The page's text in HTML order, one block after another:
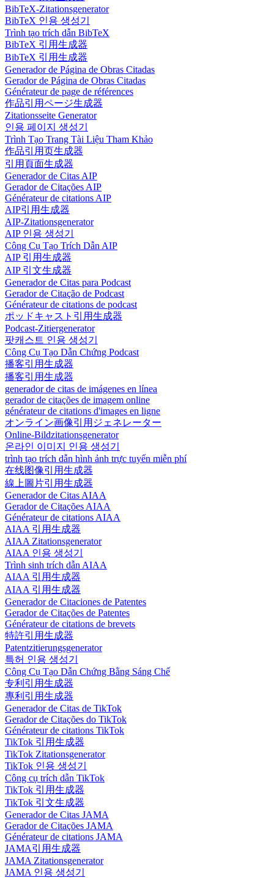
BibTeX-Zitationsgenerator
BibTeX 인용 생성기
Trình tạo trích dẫn BibTeX
BibTeX 引用生成器
BibTeX 引用生成器
Generador de Página de Obras Citadas
Gerador de Página de Obras Citadas
Générateur de page de références
作品引用ページ生成器
Zitationsseite Generator
인용 페이지 생성기
Trình Tạo Trang Tài Liệu Tham Khảo
作品引用页生成器
引用頁面生成器
Generador de Citas AIP
Gerador de Citações AIP
Générateur de citations AIP
AIP引用生成器
AIP-Zitationsgenerator
AIP 인용 생성기
Công Cụ Tạo Trích Dẫn AIP
AIP 引用生成器
AIP 引文生成器
Generador de Citas para Podcast
Gerador de Citação de Podcast
Générateur de citations de podcast
ポッドキャスト引用生成器
Podcast-Zitiergenerator
팟캐스트 인용 생성기
Công Cụ Tạo Dẫn Chứng Podcast
播客引用生成器
播客引用生成器
generador de citas de imágenes en línea
gerador de citações de imagem online
générateur de citations d'images en ligne
オンライン画像引用ジェネレーター
Online-Bildzitationsgenerator
온라인 이미지 인용 생성기
trình tạo trích dẫn hình ảnh trực tuyến miễn phí
在线图像引用生成器
線上圖片引用生成器
Generador de Citas AIAA
Gerador de Citações AIAA
Générateur de citations AIAA
AIAA 引用生成器
AIAA Zitationsgenerator
AIAA 인용 생성기
Trình sinh trích dẫn AIAA
AIAA 引用生成器
AIAA 引用生成器
Generador de Citaciones de Patentes
Gerador de Citações de Patentes
Générateur de citations de brevets
特許引用生成器
Patentzitierungsgenerator
특허 인용 생성기
Công Cụ Tạo Dẫn Chứng Bằng Sáng Chế
专利引用生成器
專利引用生成器
Generador de Citas de TikTok
Gerador de Citações do TikTok
Générateur de citations TikTok
TikTok 引用生成器
TikTok Zitationsgenerator
TikTok 인용 생성기
Công cụ trích dẫn TikTok
TikTok 引用生成器
TikTok 引文生成器
Generador de Citas JAMA
Gerador de Citações JAMA
Générateur de citations JAMA
JAMA引用生成器
JAMA Zitationsgenerator
JAMA 인용 생성기